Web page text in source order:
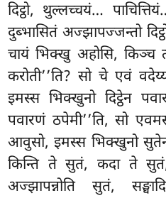
दिट्ठो, थुल्लच्चयं…
दुब्भासितं अज्झापज्जन्तो
चायं भिक्खु अहोसि, किञ्च
करोती’’ति? सो चे एवं
इमस्स भिक्खुनो दिट्ठेन
पवारणं ठपेमी’’ति, सो
आवुसो, इमस्स भिक्खुनो
किन्ति ते सुतं, कदा ते
अज्झापन्नोति सुतं,